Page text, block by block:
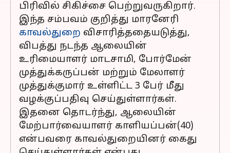
பிரிவில் சிகிச்சை பெற்றுவருகிறார்.
இந்த சம்பவம் குறித்து மாரனேரி
காவல்துறை விசாரித்ததையடுத்து,
விபத்து நடந்த ஆலையின்
உரிமையாளர் மாடசாமி, போர்மேன்
முத்துக்கருப்பன் மற்றும் மேலாளர்
முத்துக்குமார் உள்ளிட்ட 3 பேர் மீது
வழக்குப்பதிவு செய்துள்ளார்கள்.
இதனை தொடர்ந்து, ஆலையின்
மேற்பார்வையாளர் காளியப்பன்(40)
என்பவரை காவல்துறையினர் கைது